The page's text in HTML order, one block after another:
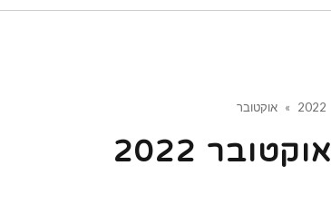
2022
» אוקטובר
אוקטובר 2022